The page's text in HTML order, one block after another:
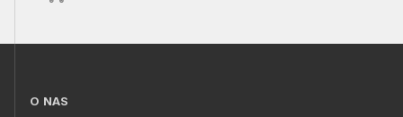
O NAS